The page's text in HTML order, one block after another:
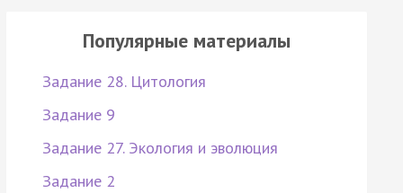
Популярные материалы
Задание 28. Цитология
Задание 9
Задание 27. Экология и эволюция
Задание 2